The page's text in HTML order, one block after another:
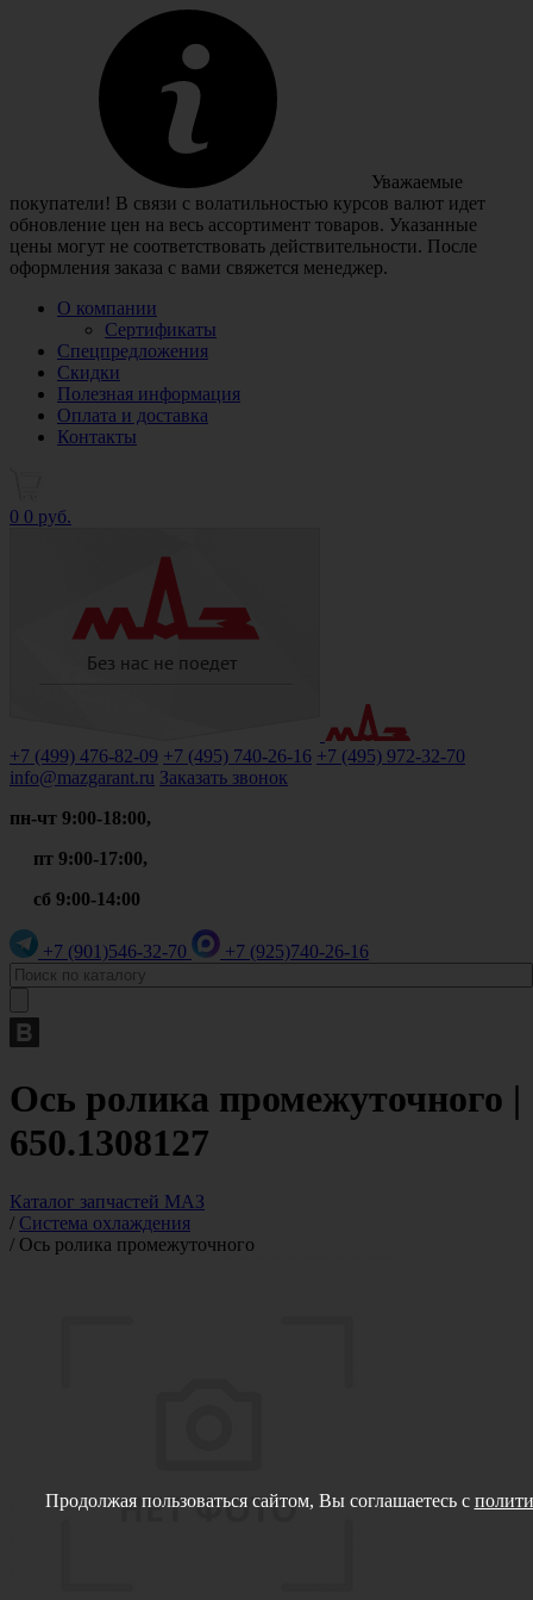
Уважаемые
покупатели! В связи с волатильностью курсов валют идет
обновление цен на весь ассортимент товаров. Указанные
цены могут не соответствовать действительности. После
оформления заказа с вами свяжется менеджер.
О компании
Сертификаты
Спецпредложения
Скидки
Полезная информация
Оплата и доставка
Контакты
0 0 руб.
+7 (499) 476-82-09 +7 (495) 740-26-16 +7 (495) 972-32-70
info@mazgarant.ru Заказать звонок
пн-чт 9:00-18:00,
пт 9:00-17:00,
сб 9:00-14:00
+7 (901)546-32-70 +7 (925)740-26-16
Ось ролика промежуточного |
650.1308127
Каталог запчастей МАЗ
/ Система охлаждения
/ Ось ролика промежуточного
Продолжая пользоваться сайтом, Вы соглашаетесь с